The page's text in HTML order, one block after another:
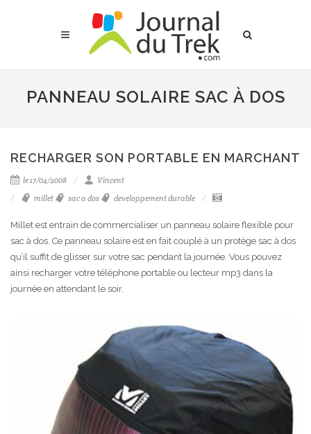
PANNEAU SOLAIRE SAC À DOS
RECHARGER SON PORTABLE EN MARCHANT
le 17/04/2008
Vincent
millet
sac a dos developpement durable
Millet est entrain de commercialiser un panneau solaire flexible pour
sac à dos. Ce panneau solaire est en fait couplé à un protège sac à dos
qu’il suffit de glisser sur votre sac pendant la journée. Vous pouvez
ainsi recharger votre téléphone portable ou lecteur mp3 dans la
journée en attendant le soir.